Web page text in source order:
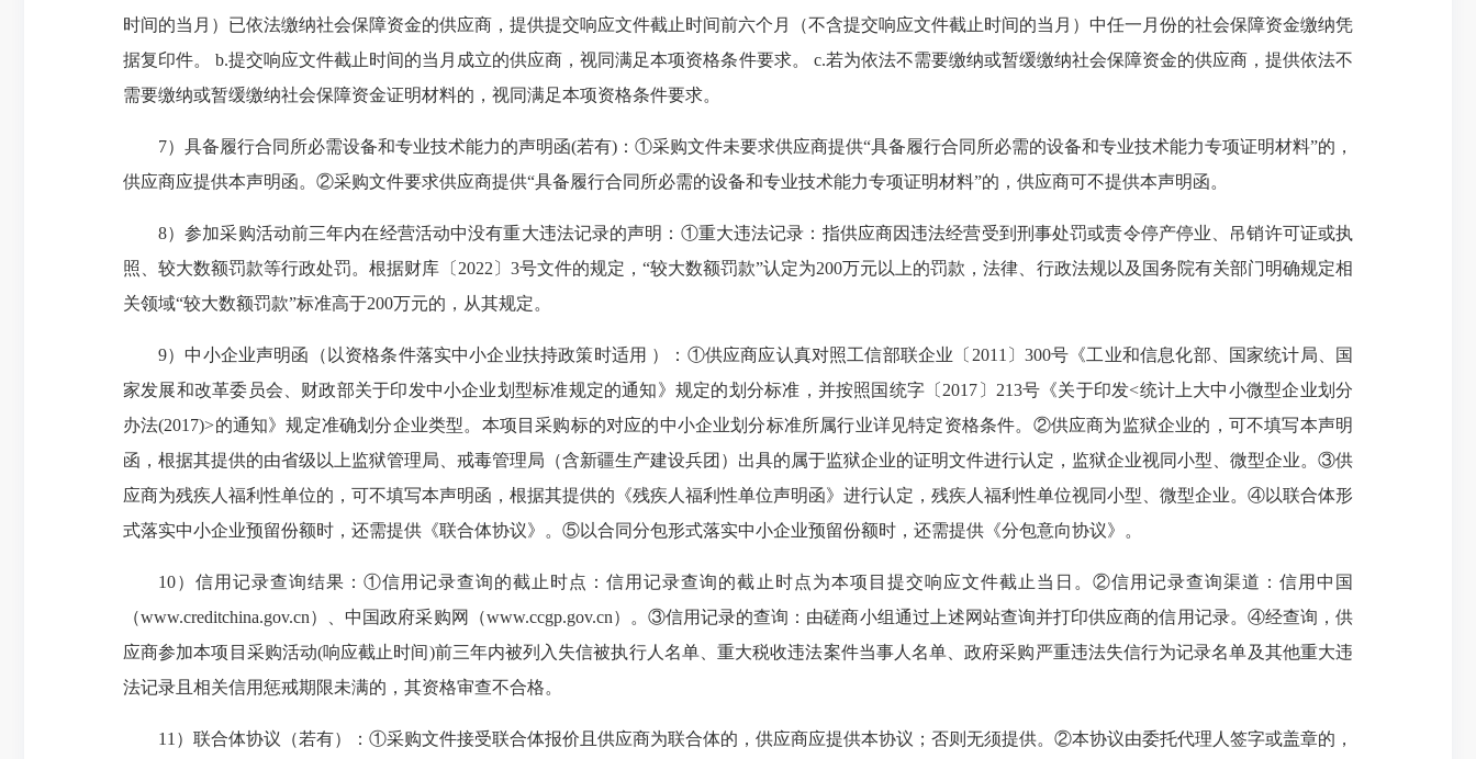
时间的当月）已依法缴纳社会保障资金的供应商，提供提交响应文件截止时间前六个月（不含提交响应文件截止时间的当月）中任一月份的社会保障资金缴纳凭
据复印件。 b.提交响应文件截止时间的当月成立的供应商，视同满足本项资格条件要求。 c.若为依法不需要缴纳或暂缓缴纳社会保障资金的供应商，提供依法不
需要缴纳或暂缓缴纳社会保障资金证明材料的，视同满足本项资格条件要求。
7）具备履行合同所必需设备和专业技术能力的声明函(若有)：①采购文件未要求供应商提供“具备履行合同所必需的设备和专业技术能力专项证明材料”的，
供应商应提供本声明函。②采购文件要求供应商提供“具备履行合同所必需的设备和专业技术能力专项证明材料”的，供应商可不提供本声明函。
8）参加采购活动前三年内在经营活动中没有重大违法记录的声明：①重大违法记录：指供应商因违法经营受到刑事处罚或责令停产停业、吊销许可证或执
照、较大数额罚款等行政处罚。根据财库〔2022〕3号文件的规定，“较大数额罚款”认定为200万元以上的罚款，法律、行政法规以及国务院有关部门明确规定相
关领域“较大数额罚款”标准高于200万元的，从其规定。
9）中小企业声明函 （以资格条件落实中小企业扶持政策时适用 ）
：①供应商应认真对照工信部联企业〔2011〕300号《工业和信息化部、国家统计局、国
家发展和改革委员会、财政部关于印发中小企业划型标准规定的通知》规定的划分标准，并按照国统字〔2017〕213号《关于印发<统计上大中小微型企业划分
办法(2017)>的通知》规定准确划分企业类型。本项目采购标的对应的中小企业划分标准所属行业详见特定资格条件。②供应商为监狱企业的，可不填写本声明
函，根据其提供的由省级以上监狱管理局、戒毒管理局（含新疆生产建设兵团）出具的属于监狱企业的证明文件进行认定，监狱企业视同小型、微型企业。③供
应商为残疾人福利性单位的，可不填写本声明函，根据其提供的《残疾人福利性单位声明函》进行认定，残疾人福利性单位视同小型、微型企业。④以联合体形
式落实中小企业预留份额时，还需提供《联合体协议》。⑤以合同分包形式落实中小企业预留份额时，还需提供《分包意向协议》。
10）信用记录查询结果：①信用记录查询的截止时点：信用记录查询的截止时点为本项目提交响应文件截止当日 。②信用记录查询渠道：信用中国
（www.creditchina.gov.cn）、中国政府采购网（www.ccgp.gov.cn）。③信用记录的查询：由磋商小组通过上述网站查询并打印供应商的信用记录。④经查询，供
应商参加本项目采购活动(响应截止时间)前三年内被列入失信被执行人名单、重大税收违法案件当事人名单、政府采购严重违法失信行为记录名单及其他重大违
法记录且相关信用惩戒期限未满的，其资格审查不合格。
11）联合体协议（若有）：①采购文件接受联合体报价且供应商为联合体的，供应商应提供本协议；否则无须提供。②本协议由委托代理人签字或盖章的，